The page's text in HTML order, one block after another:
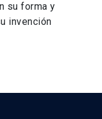
su forma y
invención